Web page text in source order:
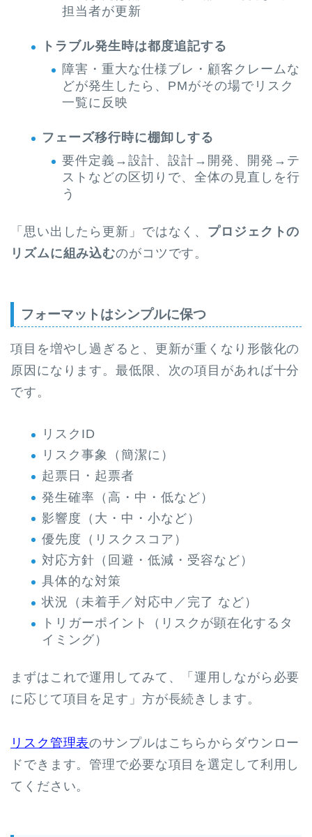
担当者が更新
トラブル発生時は都度追記する
障害・重大な仕様ブレ・顧客クレームな
どが発生したら、PMがその場でリスク
一覧に反映
フェーズ移行時に棚卸しする
要件定義→設計、設計→開発、開発→テ
ストなどの区切りで、全体の見直しを行
う
「思い出したら更新」ではなく、 プロジェクトの
リズムに組み込むのがコツです。
フォーマットはシンプルに保つ
項目を増やし過ぎると、更新が重くなり形骸化の
原因になります。最低限、次の項目があれば十分
です。
リスクID
リスク事象（簡潔に）
起票日・起票者
発生確率（高・中・低など）
影響度（大・中・小など）
優先度（リスクスコア）
対応方針（回避・低減・受容など）
具体的な対策
状況（未着手／対応中／完了 など）
トリガーポイント（リスクが顕在化するタ
イミング）
まずはこれで運用してみて、「運用しながら必要
に応じて項目を足す」方が長続きします。
リスク管理表のサンプルはこちらからダウンロー
ドできます。管理で必要な項目を選定して利用し
てください。